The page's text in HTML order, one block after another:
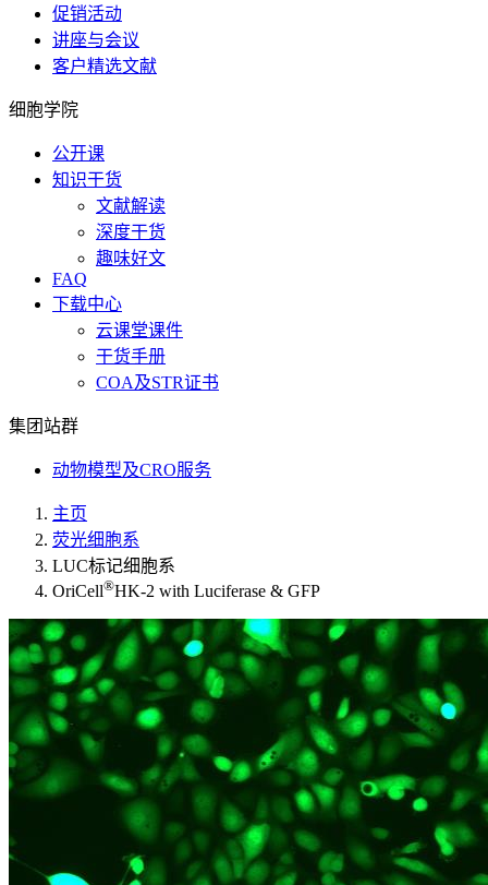
促销活动
讲座与会议
客户精选文献
细胞学院
公开课
知识干货
文献解读
深度干货
趣味好文
FAQ
下载中心
云课堂课件
干货手册
COA及STR证书
集团站群
动物模型及CRO服务
主页
荧光细胞系
LUC标记细胞系
OriCell®HK-2 with Luciferase & GFP